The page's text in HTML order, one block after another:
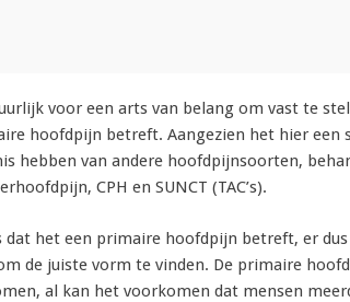
voor een arts van belang om vast te
hoofdpijn betreft. Aangezien het hier een
hebben van andere hoofdpijnsoorten,
CPH en SUNCT (TAC’s).
dat het een primaire hoofdpijn betreft, er
de juiste vorm te vinden. De primaire
al kan het voorkomen dat mensen